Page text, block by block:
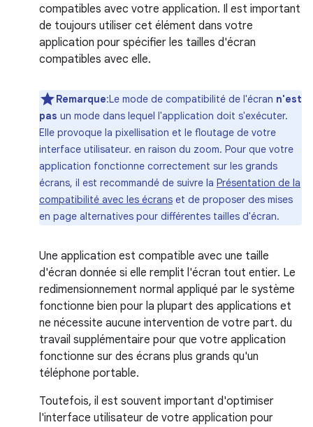
compatibles avec votre application. Il est important
de toujours utiliser cet élément dans votre
application pour spécifier les tailles d'écran
compatibles avec elle.
Remarque:Le mode de compatibilité de l'écran n'est
pas un mode dans lequel l'application doit s'exécuter.
Elle provoque la pixellisation et le floutage de votre
interface utilisateur. en raison du zoom. Pour que votre
application fonctionne correctement sur les grands
écrans, il est recommandé de suivre la Présentation de la
compatibilité avec les écrans et de proposer des mises
en page alternatives pour différentes tailles d'écran.
Une application est compatible avec une taille
d'écran donnée si elle remplit l'écran tout entier. Le
redimensionnement normal appliqué par le système
fonctionne bien pour la plupart des applications et
ne nécessite aucune intervention de votre part. du
travail supplémentaire pour que votre application
fonctionne sur des écrans plus grands qu'un
téléphone portable.
Toutefois, il est souvent important d'optimiser
l'interface utilisateur de votre application pour